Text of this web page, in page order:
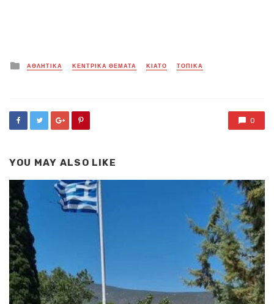
Posted
in
ΑΘΛΗΤΙΚΑ ΚΕΝΤΡΙΚΑ ΘΕΜΑΤΑ ΚΙΑΤΟ ΤΟΠΙΚΑ
0
YOU MAY ALSO LIKE